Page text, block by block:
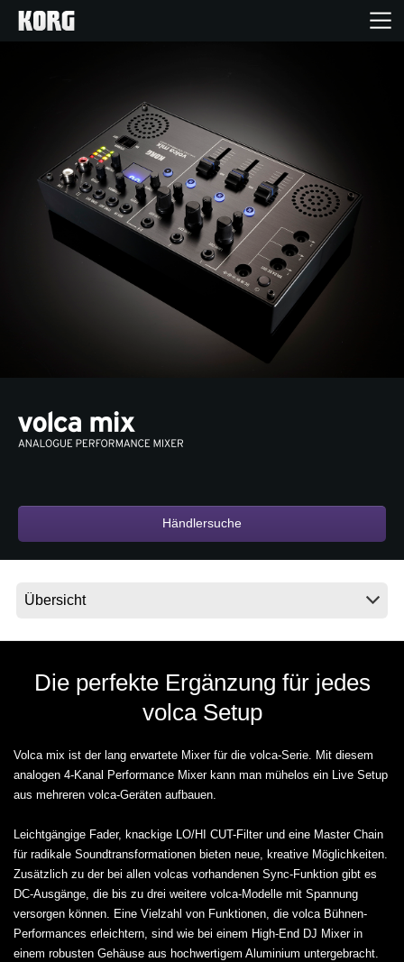
Produkte
Extras
Events
Gebiet / Land
Social Media
Über KORG
Händlersuche
Die perfekte Ergänzung für jedes
volca Setup
Volca mix ist der lang erwartete Mixer für die volca-Serie. Mit diesem
analogen 4-Kanal Performance Mixer kann man mühelos ein Live Setup
aus mehreren volca-Geräten aufbauen.
Leichtgängige Fader, knackige LO/HI CUT-Filter und eine Master Chain
für radikale Soundtransformationen bieten neue, kreative Möglichkeiten.
Zusätzlich zu der bei allen volcas vorhandenen Sync-Funktion gibt es
DC-Ausgänge, die bis zu drei weitere volca-Modelle mit Spannung
versorgen können. Eine Vielzahl von Funktionen, die volca Bühnen-
Performances erleichtern, sind wie bei einem High-End DJ Mixer in
einem robusten Gehäuse aus hochwertigem Aluminium untergebracht.